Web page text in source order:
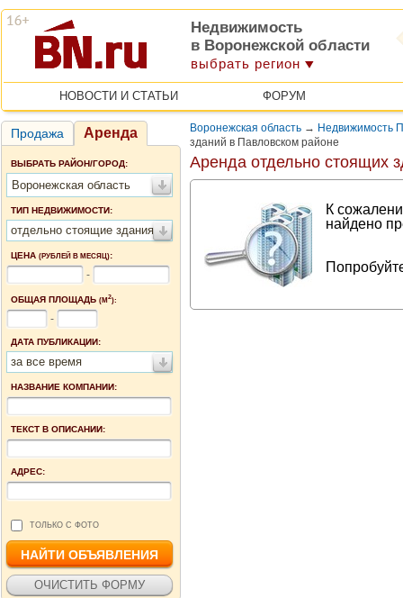
Недвижимость
в Воронежской области
выбрать регион
НОВОСТИ И СТАТЬИ ФОРУМ
Продажа Аренда
ВЫБРАТЬ РАЙОН/ГОРОД:
Воронежская область
ТИП НЕДВИЖИМОСТИ:
отдельно стоящие здания
ЦЕНА (РУБЛЕЙ В МЕСЯЦ):
-
ОБЩАЯ ПЛОЩАДЬ (М2):
-
ДАТА ПУБЛИКАЦИИ:
за все время
НАЗВАНИЕ КОМПАНИИ:
ТЕКСТ В ОПИСАНИИ:
АДРЕС:
ТОЛЬКО С ФОТО
Воронежская область → Недвижимость
зданий в Павловском районе
Аренда отдельно стоящих
К
найдено